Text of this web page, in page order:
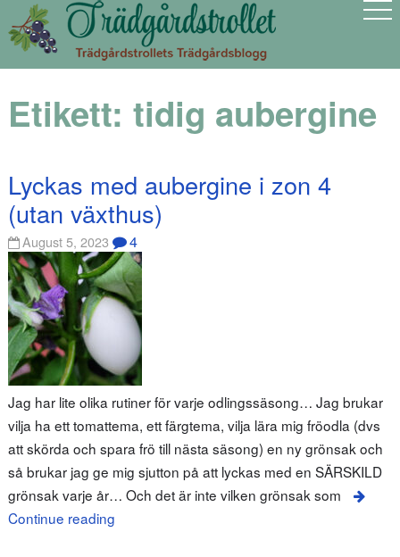
Etikett: tidig aubergine
Lyckas med aubergine i zon 4
(utan växthus)
August 5, 2023 4
Jag har lite olika rutiner för varje odlingssäsong… Jag brukar
vilja ha ett tomattema, ett färgtema, vilja lära mig fröodla (dvs
att skörda och spara frö till nästa säsong) en ny grönsak och
så brukar jag ge mig sjutton på att lyckas med en SÄRSKILD
grönsak varje år… Och det är inte vilken grönsak som
Continue reading